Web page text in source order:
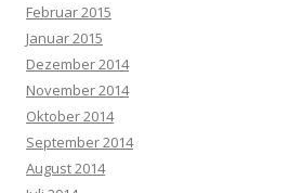
Februar 2015
Januar 2015
Dezember 2014
November 2014
Oktober 2014
September 2014
August 2014